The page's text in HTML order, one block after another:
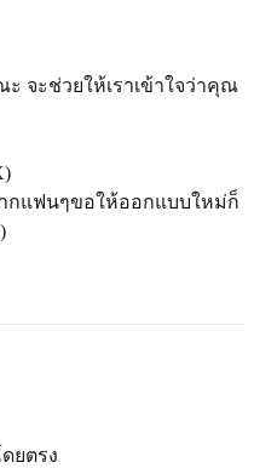
จะช่วยให้เราเข้าใจว่าคุณ
กแฟนๆขอให้ออกแบบใหม่ก็
ยตรง